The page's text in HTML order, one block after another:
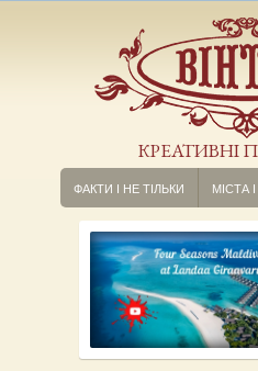
КРЕАТИВНІ
ФАКТИ І НЕ ТІЛЬКИ МІСТА